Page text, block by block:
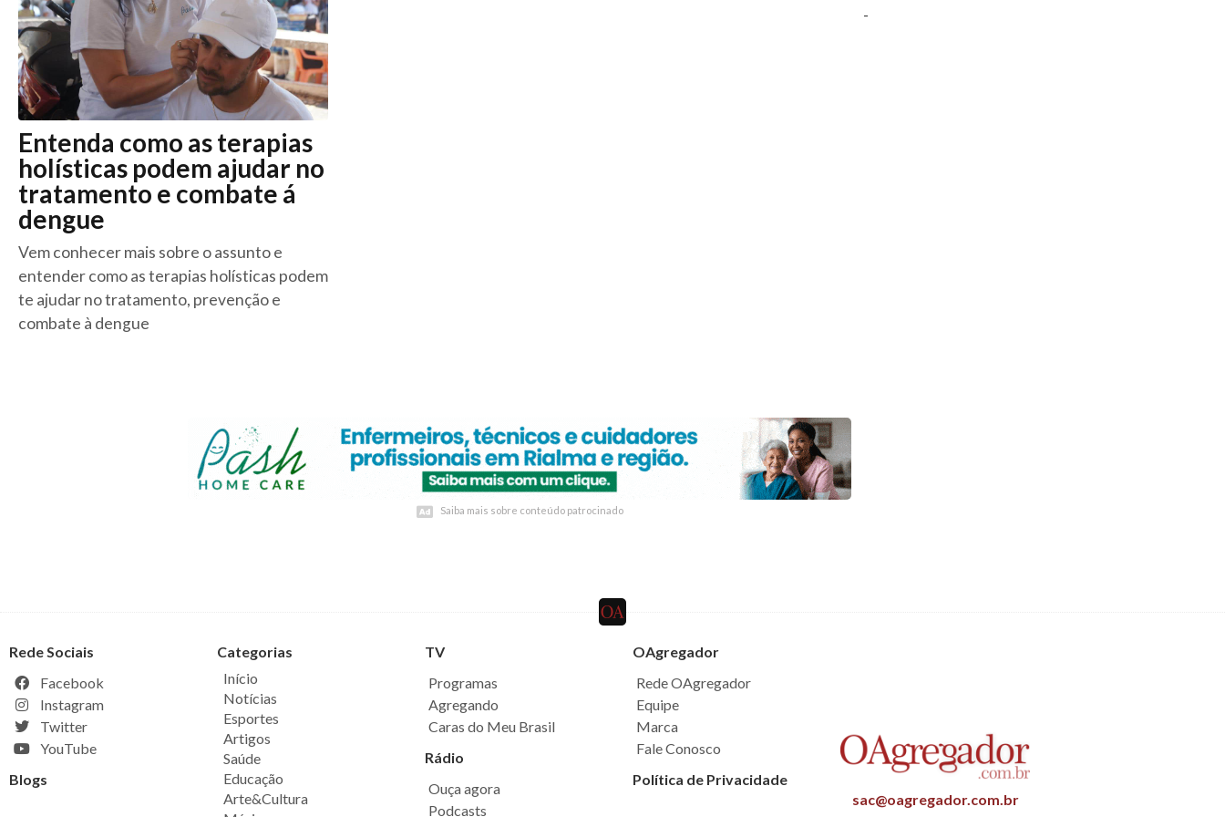
Entenda como as terapias
holísticas podem ajudar no
tratamento e combate á
dengue
Vem conhecer mais sobre o assunto e
entender como as terapias holísticas podem
te ajudar no tratamento, prevenção e
combate à dengue
-
Saiba mais sobre conteúdo patrocinado
Saiba mais sobre conteúdo patrocinado
Rede Sociais
Facebook
Instagram
Twitter
YouTube
Blogs
Categorias
Início
Notícias
Esportes
Artigos
Saúde
Educação
Arte&Cultura
TV
Programas
Agregando
Caras do Meu Brasil
Rádio
Ouça agora
Podcasts
OAgregador
Rede OAgregador
Equipe
Marca
Fale Conosco
Política de Privacidade
sac@oagregador.com.br